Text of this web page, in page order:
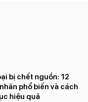
bị chết nguồn: 12
phổ biến và cách
hiệu quả